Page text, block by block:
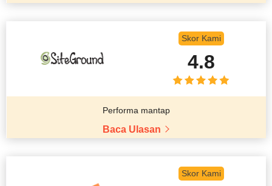
Skor Kami
4.8
Performa mantap
Baca Ulasan
Skor Kami